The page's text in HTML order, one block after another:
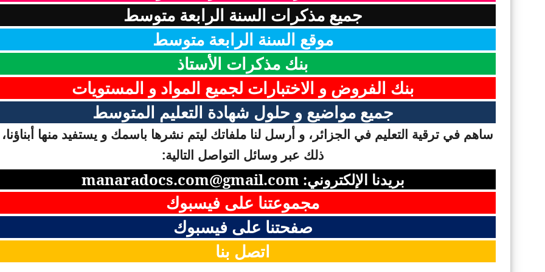
جميع مذكرات السنة الرابعة متوسط
موقع السنة الرابعة متوسط
بنك مذكرات الأستاذ
بنك الفروض و الاختبارات لجميع المواد و المستويات
جميع مواضيع و حلول شهادة التعليم المتوسط
ساهم في ترقية التعليم في الجزائر، و أرسل لنا ملفاتك ليتم نشرها باسمك و يستفيد منها
ذلك عبر وسائل التواصل التالية:
بريدنا الإلكتروني: manaradocs.com@gmail.com
مجموعتنا على فيسبوك
صفحتنا على فيسبوك
اتصل بنا